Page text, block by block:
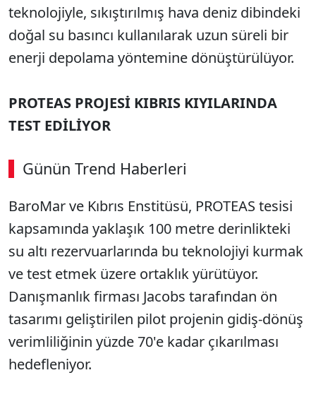
teknolojiyle, sıkıştırılmış hava deniz dibindeki
doğal su basıncı kullanılarak uzun süreli bir
enerji depolama yöntemine dönüştürülüyor.
PROTEAS PROJESİ KIBRIS KIYILARINDA
TEST EDİLİYOR
Günün Trend Haberleri
BaroMar ve Kıbrıs Enstitüsü, PROTEAS tesisi
kapsamında yaklaşık 100 metre derinlikteki
su altı rezervuarlarında bu teknolojiyi kurmak
ve test etmek üzere ortaklık yürütüyor.
Danışmanlık firması Jacobs tarafından ön
tasarımı geliştirilen pilot projenin gidiş-dönüş
verimliliğinin yüzde 70'e kadar çıkarılması
hedefleniyor.